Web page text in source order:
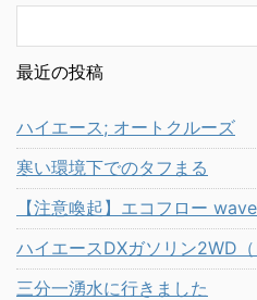
最近の投稿
ハイエース; オートクルーズ
寒い環境下でのタフまる
【注意喚起】エコフロー
ハイエースDXガソリン2WD（
三分一湧水に行きました